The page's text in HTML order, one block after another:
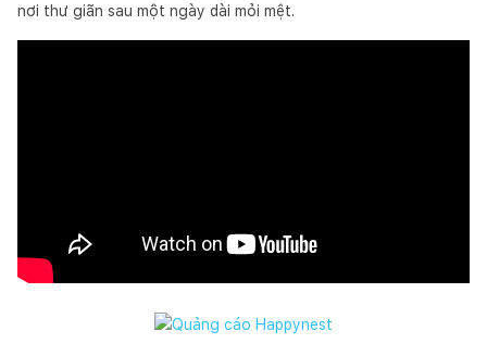
nơi thư giãn sau một ngày dài mỏi mệt.